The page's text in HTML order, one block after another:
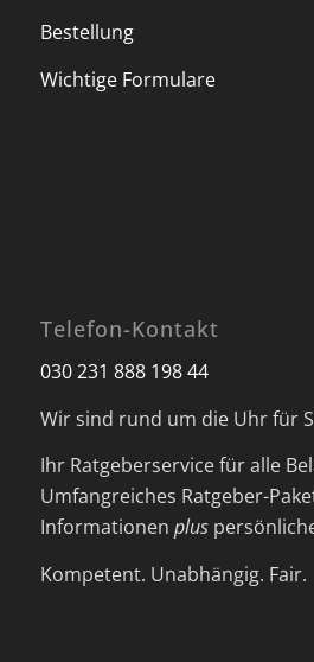
Bestellung
Wichtige Formulare
Telefon-Kontakt
030 231 888 198 44
Wir sind rund um die Uhr für
Ihr Ratgeberservice für alle
Umfangreiches Ratgeber-
Informationen plus
Kompetent. Unabhängig. Fair.